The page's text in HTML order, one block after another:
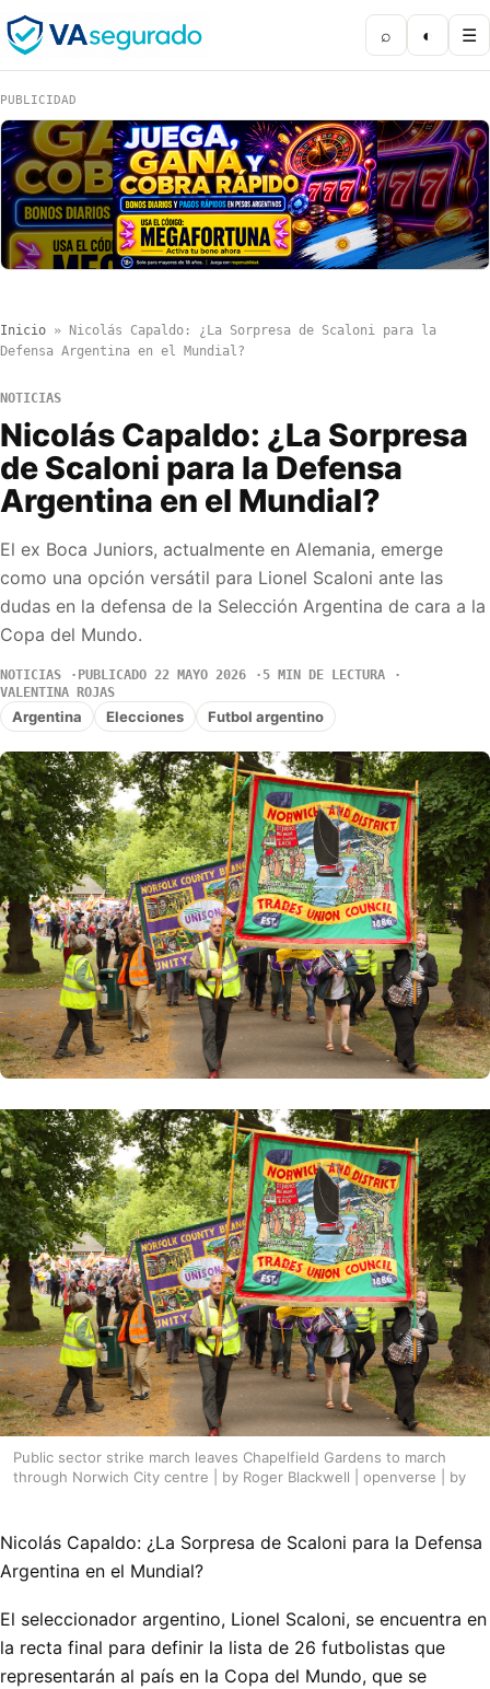
⌕ ◐ ☰
PUBLICIDAD
Inicio »
Nicolás Capaldo: ¿La Sorpresa de Scaloni para la
Defensa Argentina en el Mundial?
NOTICIAS
Nicolás Capaldo: ¿La Sorpresa
de Scaloni para la Defensa
Argentina en el Mundial?
El ex Boca Juniors, actualmente en Alemania, emerge
como una opción versátil para Lionel Scaloni ante las
dudas en la defensa de la Selección Argentina de cara a la
Copa del Mundo.
NOTICIAS PUBLICADO 22 MAYO 2026
5 MIN DE LECTURA
VALENTINA ROJAS
Argentina Elecciones Futbol argentino
Public sector strike march leaves Chapelfield Gardens to march
through Norwich City centre | by Roger Blackwell | openverse | by
Nicolás Capaldo: ¿La Sorpresa de Scaloni para la Defensa
Argentina en el Mundial?
El seleccionador argentino, Lionel Scaloni, se encuentra en
la recta final para definir la lista de 26 futbolistas que
representarán al país en la Copa del Mundo, que se